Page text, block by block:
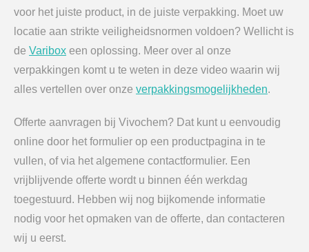
voor het juiste product, in de juiste verpakking. Moet uw
locatie aan strikte veiligheidsnormen voldoen? Wellicht is
de Varibox een oplossing. Meer over al onze
verpakkingen komt u te weten in deze video waarin wij
alles vertellen over onze verpakkingsmogelijkheden.
Offerte aanvragen bij Vivochem? Dat kunt u eenvoudig
online door het formulier op een productpagina in te
vullen, of via het algemene contactformulier. Een
vrijblijvende offerte wordt u binnen één werkdag
toegestuurd. Hebben wij nog bijkomende informatie
nodig voor het opmaken van de offerte, dan contacteren
wij u eerst.